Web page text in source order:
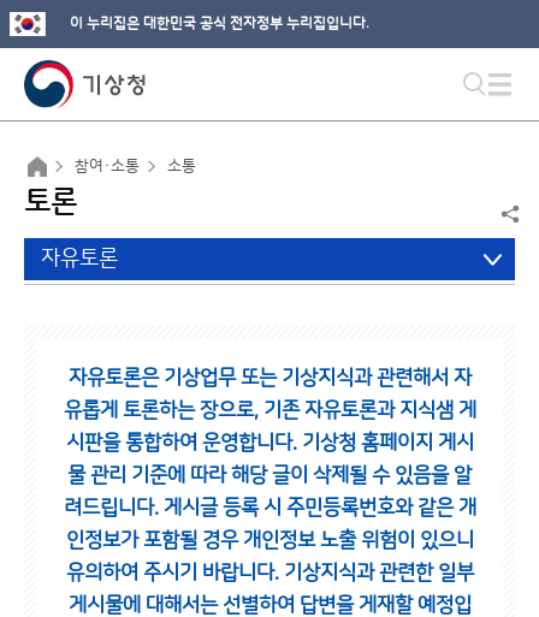
이 누리집은 대한민국 공식 전자정부 누리집입니다.
참여·소통 소통
토론
자유토론
자유토론은 기상업무 또는 기상지식과 관련해서 자
유롭게 토론하는 장으로, 기존 자유토론과 지식샘 게
시판을 통합하여 운영합니다. 기상청 홈페이지 게시
물 관리 기준에 따라 해당 글이 삭제될 수 있음을 알
려드립니다. 게시글 등록 시 주민등록번호와 같은 개
인정보가 포함될 경우 개인정보 노출 위험이 있으니
유의하여 주시기 바랍니다. 기상지식과 관련한 일부
게시물에 대해서는 선별하여 답변을 게재할 예정입